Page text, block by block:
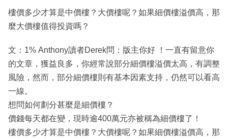
樓價多少才算是中價樓？大價樓呢？如果細價樓溢價高，那
麼大價樓值得投資嗎？
文：1% Anthony讀者Derek問：版主你好 ！一直有留意你
的文章，獲益良多，你經常說部分細價樓溢價太高，有調整
風險，然而，部分細價樓則有基本因素支持，仍然可以看高
一線。
想問如何劃分甚麼是細價樓？
價錢每天都在變，現時逾400萬元亦被稱為細價樓了！
樓價多少才算是中價樓？大價樓呢？如果細價樓溢價高，那